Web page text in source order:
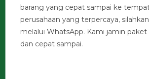
barang yang cepat sampai ke
perusahaan yang terpercaya,
melalui WhatsApp. Kami jamin paket
dan cepat sampai.